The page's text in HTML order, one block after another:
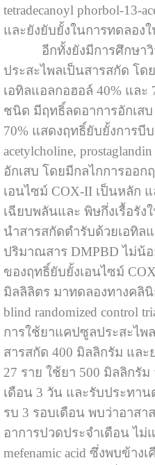
tetradecanoyl phorbol-13-
และยังยับยั้งในการทดลอง
อีกทั้งยังมีการศึกษาวิ
ประสะไพลเป็นสารสกัด โด
เอทิลแอลกอฮอล์ 40% และ
ชนิด มีฤทธิ์ลดอาการอักเส
70% แสดงฤทธิ์ยับยั้งการ
acetylcholine,
อักเสบ โดยมีกลไกการออก
เอนไซม์ COX-II เป็นหลัก
เฉียบพลันและ พิษกึ่งเรื้อรั
นำสารสกัดตำรับด้วยเอทิล
ปริมาณสาร DMPBD ไม่น้
ของฤทธิ์ยับยั้งเอนไซม์
มิลลิลิตร มาทดลองทางคลินิ
blind randomized control
การใช้ยาแคปซูลประสะไพ
สารสกัด 400 มิลลิกรัม และ
27 ราย ใช้ยา 500 มิลลิกรั
เดือน 3 วัน และรับประทา
รบ 3 รอบเดือน พบว่าอาส
อาการปวดประจำเดือน ไ
mefenamic acid ซึ่งพบข้าง